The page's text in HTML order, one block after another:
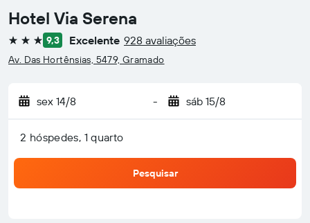
Hotel Via Serena
3 estrelas9,3 Excelente 928 avaliações
Av. Das Hortênsias, 5479, Gramado
sex 14/8 - sáb 15/8
2 hóspedes, 1 quarto
Pesquisar